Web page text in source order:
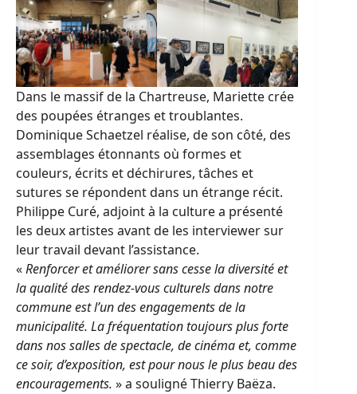
Dans le massif de la Chartreuse, Mariette crée
des poupées étranges et troublantes.
Dominique Schaetzel réalise, de son côté, des
assemblages étonnants où formes et
couleurs, écrits et déchirures, tâches et
sutures se répondent dans un étrange récit.
Philippe Curé, adjoint à la culture a présenté
les deux artistes avant de les interviewer sur
leur travail devant l’assistance.
«Renforcer et améliorer sans cesse la diversité et
la qualité des rendez-vous culturels dans notre
commune est l’un des engagements de la
municipalité. La fréquentation toujours plus forte
dans nos salles de spectacle, de cinéma et, comme
ce soir, d’exposition, est pour nous le plus beau des
encouragements. » a souligné Thierry Baëza.